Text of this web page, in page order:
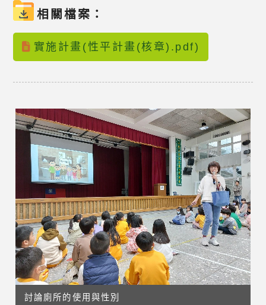
相關檔案：
實施計畫(性平計畫(核章).pdf)
討論廁所的使用與性別